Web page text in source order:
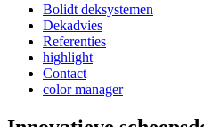
Bolidt deksystemen
Dekadvies
Referenties
highlight
Contact
color manager